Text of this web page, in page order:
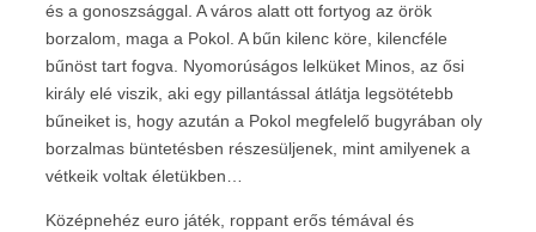
és a gonoszsággal. A város alatt ott fortyog az örök
borzalom, maga a Pokol. A bűn kilenc köre, kilencféle
bűnöst tart fogva. Nyomorúságos lelküket Minos, az ősi
király elé viszik, aki egy pillantással átlátja legsötétebb
bűneiket is, hogy azután a Pokol megfelelő bugyrában oly
borzalmas büntetésben részesüljenek, mint amilyenek a
vétkeik voltak életükben…
Középnehéz euro játék, roppant erős témával és